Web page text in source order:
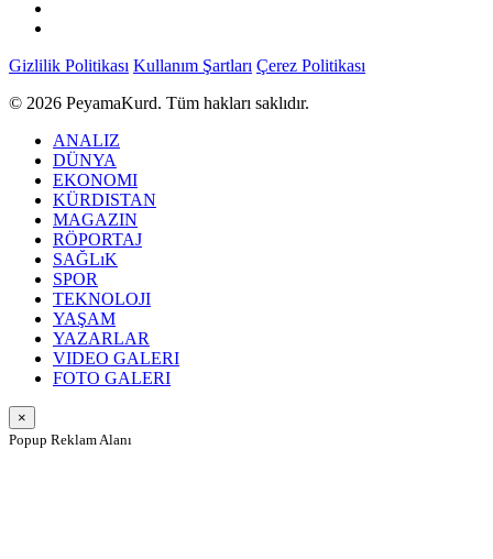
Gizlilik Politikası Kullanım Şartları Çerez Politikası
© 2026 PeyamaKurd. Tüm hakları saklıdır.
ANALIZ
DÜNYA
EKONOMI
KÜRDISTAN
MAGAZIN
RÖPORTAJ
SAĞLıK
SPOR
TEKNOLOJI
YAŞAM
YAZARLAR
VIDEO GALERI
FOTO GALERI
×
Popup Reklam Alanı